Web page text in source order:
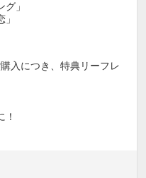
」
入につき、特典リーフレ
！